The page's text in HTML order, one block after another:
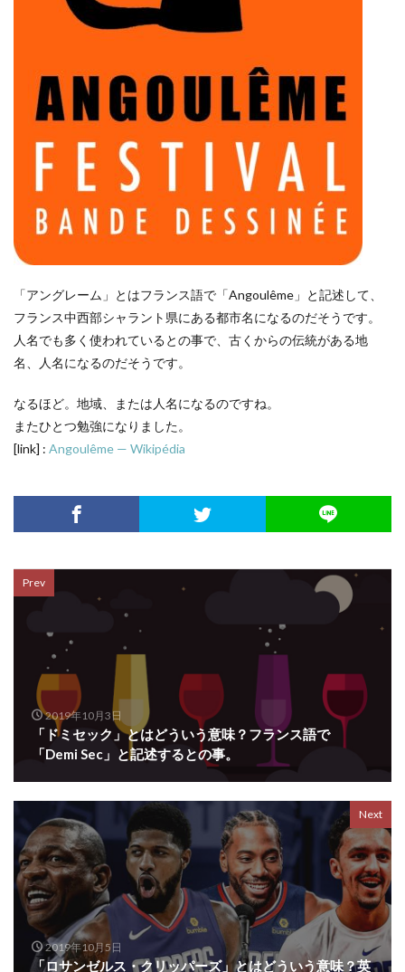
「アングレーム」とはフランス語で「Angoulême」と記述して、
フランス中西部シャラント県にある都市名になるのだそうです。
人名でも多く使われているとの事で、古くからの伝統がある地
名、人名になるのだそうです。
なるほど。地域、または人名になるのですね。
またひとつ勉強になりました。
[link] : Angoulême — Wikipédia
Prev
2019年10月3日
「ドミセック」とはどういう意味？フランス語で
「Demi Sec」と記述するとの事。
Next
2019年10月5日
「ロサンゼルス・クリッパーズ」とはどういう意味？英